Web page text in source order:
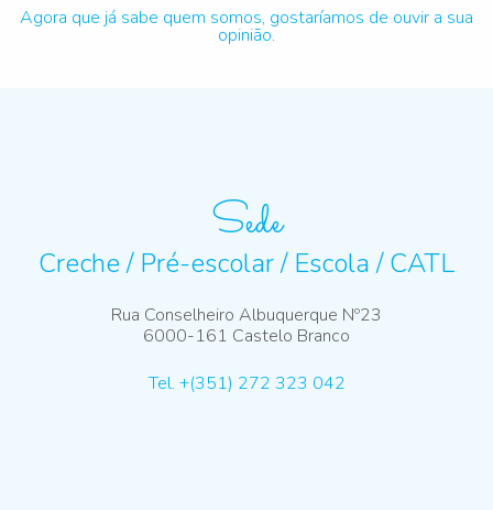
Agora que já sabe quem somos, gostaríamos de ouvir a sua
opinião.
Sede
Creche / Pré-escolar / Escola / CATL
Rua Conselheiro Albuquerque Nº23
6000-161 Castelo Branco
Tel. +(351) 272 323 042